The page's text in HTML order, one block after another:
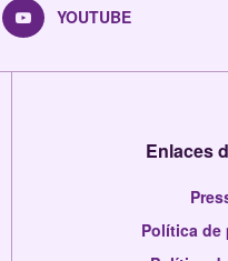
YOUTUBE
Enlaces
Política de